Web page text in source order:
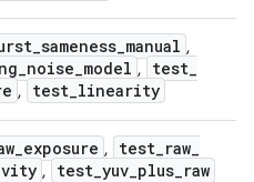
_sameness_manual ,
_noise_model , test_
, test_linearity
_exposure , test_raw_
, test_yuv_plus_raw